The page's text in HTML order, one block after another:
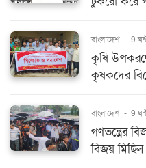
বাংলাদেশ - 9
কৃষি
কৃষকদের
বাংলাদেশ - 9
গণতন্ত্রের
বিজয় মিছিল